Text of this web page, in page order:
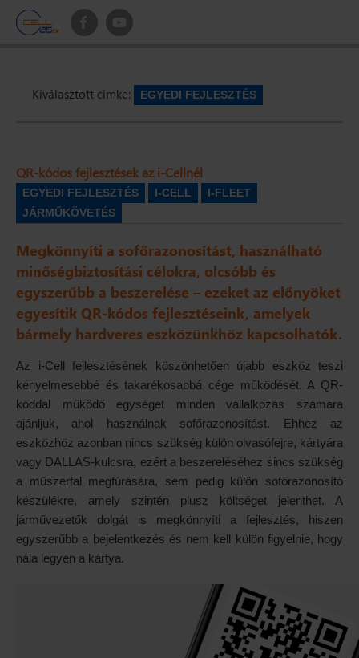
Kiválasztott címke: EGYEDI FEJLESZTÉS
QR-kódos fejlesztések az i-Cellnél
EGYEDI FEJLESZTÉS I-CELL
I-FLEET
JÁRMŰKÖVETÉS
Megkönnyíti a sofőrazonosítást, használható
minőségbiztosítási célokra, olcsóbb és
egyszerűbb a beszerelése – ezeket az előnyöket
egyesítik QR-kódos fejlesztéseink, amelyek
bármely hardveres eszközünkhöz kapcsolhatók.
Az i-Cell fejlesztésének köszönhetően újabb eszköz teszi
kényelmesebbé és takarékosabbá cége működését. A QR-
kóddal működő egységet minden vállalkozás számára
ajánljuk, ahol használnak sofőrazonosítást. Ehhez az
eszközhöz azonban nincs szükség külön olvasófejre, kártyára
vagy DALLAS-kulcsra, ezért a beszereléséhez sincs szükség
a műszerfal megfúrására, sem pedig külön sofőrazonosító
készülékre, amely szintén plusz költséget jelenthet. A
járművezetők dolgát is megkönnyíti a fejlesztés, hiszen
egyszerűbb a bejelentkezés és nem kell külön figyelnie, hogy
nála legyen a kártya.